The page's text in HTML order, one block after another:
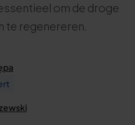
om de droge
te regenereren.